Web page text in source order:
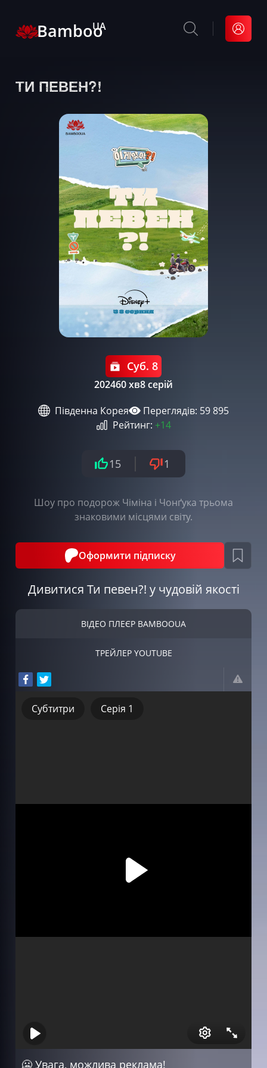
Bamboo
UA
ТИ ПЕВЕН?!
Суб. 8
202460 хв8 серій
Південна Корея
Переглядів: 59 895
Рейтинг: +14
15 1
Шоу про подорож Чіміна і Чонґука трьома
знаковими місцями світу.
Оформити підписку
Дивитися Ти певен?! у чудовій якості
ВІДЕО ПЛЕЄР BAMBOOUA
ТРЕЙЛЕР YOUTUBE
Серія 1
Субтитри
🥶 Увага, можлива реклама!